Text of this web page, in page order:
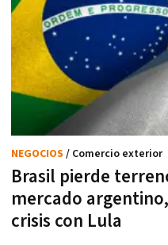
Brasil pierde
mercado
crisis con Lula
NEGOCIOS / Comercio exterior